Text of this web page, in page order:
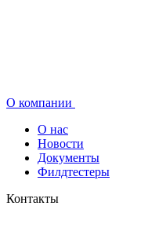
О компании
О нас
Новости
Документы
Филдтестеры
Контакты